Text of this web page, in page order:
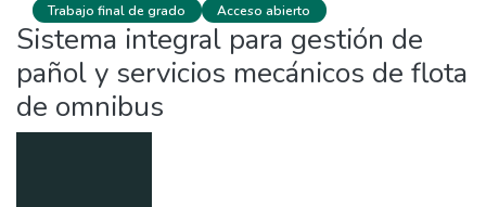
Trabajo final de grado Acceso abierto
Sistema integral para gestión de
pañol y servicios mecánicos de flota
de omnibus